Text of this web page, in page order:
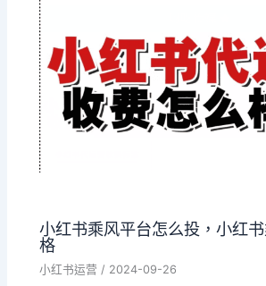
小红书乘风平台怎么投，小红
格
小红书运营 / 2024-09-26